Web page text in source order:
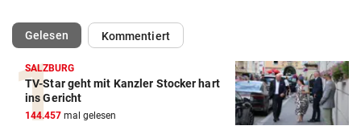
Gelesen(ausgewählt)Kommentiert
SALZBURG
TV-Star geht mit Kanzler Stocker hart
ins Gericht
144.457 mal gelesen